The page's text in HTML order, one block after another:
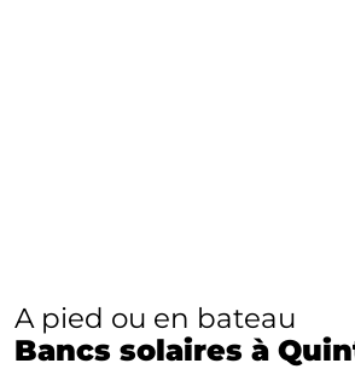
A pied ou en bateau
Bancs solaires à